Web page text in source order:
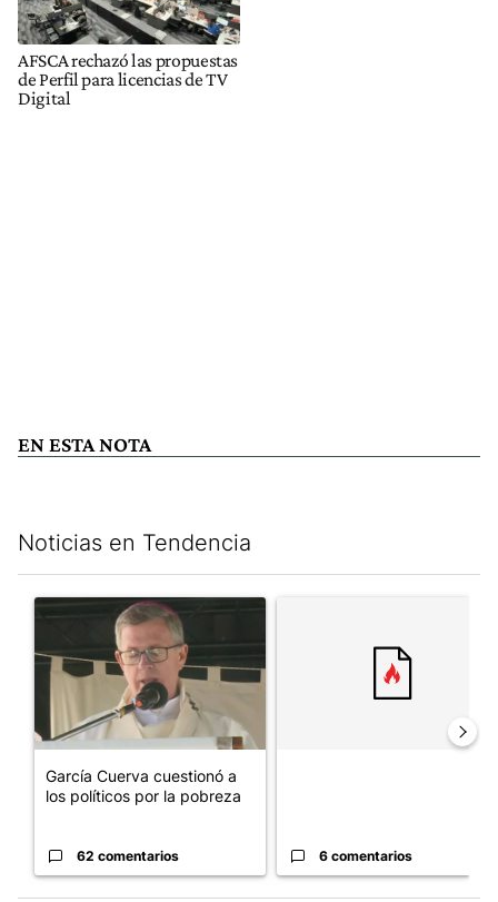
AFSCA rechazó las propuestas
de Perfil para licencias de TV
Digital
EN ESTA NOTA
Noticias en Tendencia
Un artículo de tendencia con el título "García Cuerva
García Cuerva cuestionó a
los políticos por la pobreza
62 comentarios 6 comentarios